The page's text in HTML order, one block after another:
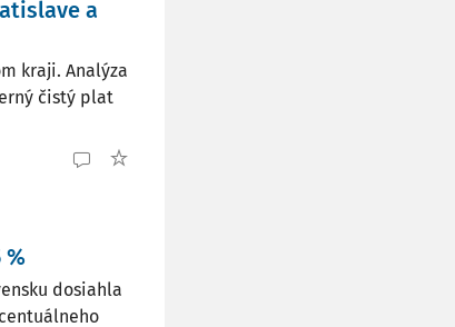
a
kraji. Analýza
čistý plat
%
dosiahla